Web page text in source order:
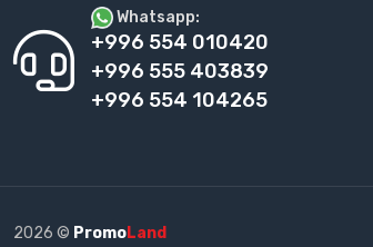
Whatsapp:
+996 554 010420
+996 555 403839
+996 554 104265
2026 © PromoLand